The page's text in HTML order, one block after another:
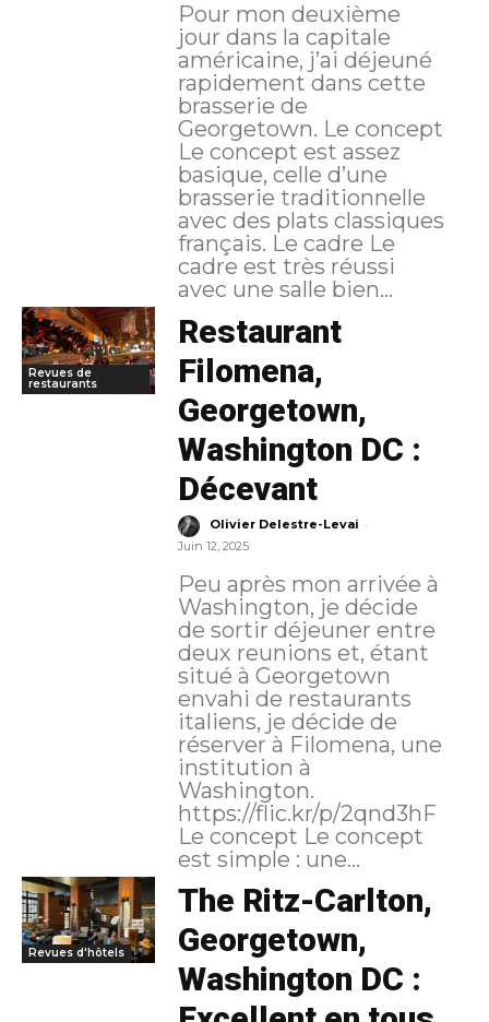
Pour mon deuxième
jour dans la capitale
américaine, j’ai déjeuné
rapidement dans cette
brasserie de
Georgetown. Le concept
Le concept est assez
basique, celle d’une
brasserie traditionnelle
avec des plats classiques
français. Le cadre Le
cadre est très réussi
avec une salle bien...
Revues de
restaurants
Restaurant
Filomena,
Georgetown,
Washington DC :
Décevant
Olivier Delestre-Levai -
Juin 12, 2025
Peu après mon arrivée à
Washington, je décide
de sortir déjeuner entre
deux reunions et, étant
situé à Georgetown
envahi de restaurants
italiens, je décide de
réserver à Filomena, une
institution à
Washington.
https://flic.kr/p/2qnd3hF
Le concept Le concept
est simple : une...
Revues d'hôtels
The Ritz-Carlton,
Georgetown,
Washington DC :